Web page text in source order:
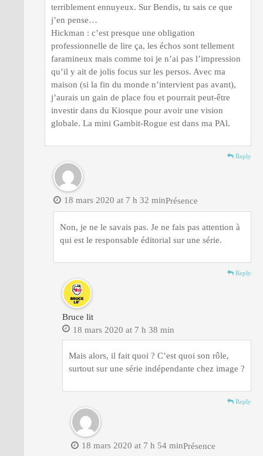
terriblement ennuyeux. Sur Bendis, tu sais ce que
j’en pense…
Hickman : c’est presque une obligation
professionnelle de lire ça, les échos sont tellement
faramineux mais comme toi je n’ai pas l’impression
qu’il y ait de jolis focus sur les persos. Avec ma
maison (si la fin du monde n’intervient pas avant),
j’aurais un gain de place fou et pourrait peut-être
investir dans du Kiosque pour avoir une vision
globale. La mini Gambit-Rogue est dans ma PAl.
Reply
Présence
18 mars 2020 at 7 h 32 min
Non, je ne le savais pas. Je ne fais pas attention à
qui est le responsable éditorial sur une série.
Reply
Bruce lit
18 mars 2020 at 7 h 38 min
Mais alors, il fait quoi ? C’est quoi son rôle,
surtout sur une série indépendante chez image ?
Reply
Présence
18 mars 2020 at 7 h 54 min